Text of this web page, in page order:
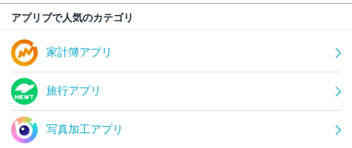
アプリブで人気のカテゴリ
家計簿アプリ
旅行アプリ
写真加工アプリ